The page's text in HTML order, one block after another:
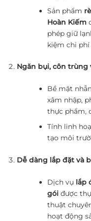
Sản phẩm
Hoàn Kiếm
phép giữ
kiệm chi phí
Ngăn bụi, côn trùng
Bề mặt
xâm nhập,
thực phẩm,
Tính linh
tạo môi
Dễ dàng lắp đặt và
Dịch vụ lắp
góiđược
thuật
hoạt động